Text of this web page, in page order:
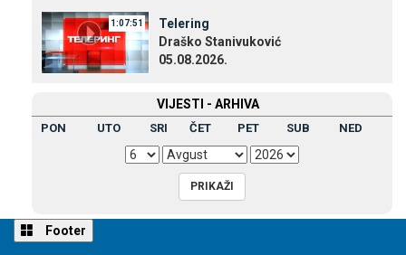
1:07:51
Telering
Draško Stanivuković
05.08.2026.
VIЈESTI - ARHIVA
PON UTO SRI ČET PET SUB NED
Footer